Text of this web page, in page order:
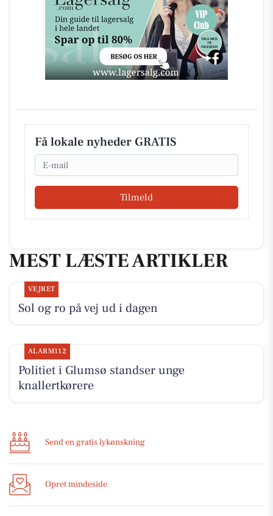
Få lokale nyheder GRATIS
Email
Tilmeld
MEST LÆSTE ARTIKLER
VEJRET
Sol og ro på vej ud i dagen
ALARM112
Politiet i Glumsø standser unge
knallertkørere
Send en gratis lykønskning
Opret mindeside